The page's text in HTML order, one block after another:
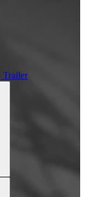
Trailer